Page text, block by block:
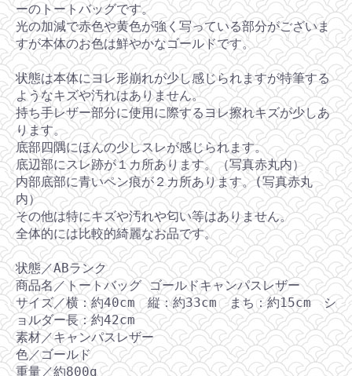
ーのトートバッグです。
光の加減で赤色や黄色が強く写っている部分がございま
すが本体のお色は鮮やかなゴールドです。
状態は本体にヨレ形崩れが少し感じられますが特筆する
ようなキズや汚れはありません。
持ち手レザー部分に使用に際するヨレ擦れキズが少しあ
ります。
底部四隅にほんの少しスレが感じられます。
底辺部にスレ跡が１カ所あります。（写真赤丸内）
内部底部に青いペン痕が２カ所あります。(写真赤丸
内）
その他は特にキズや汚れや匂い等はありません。
全体的には比較的綺麗なお品です。
状態／ABランク
商品名／トートバッグ ゴールドキャンパスレザー
サイズ／横：約40cm 縦：約33cm まち：約15cm シ
ョルダー長：約42cm
素材／キャンパスレザー
色／ゴールド
重量／約800g